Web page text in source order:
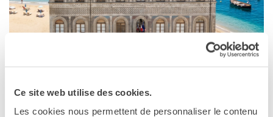
Ce site web utilise des cookies.
Les cookies nous permettent de personnaliser le contenu
Le chiavi della città
Ma classe au cinéma
Pcto
Catalogo online